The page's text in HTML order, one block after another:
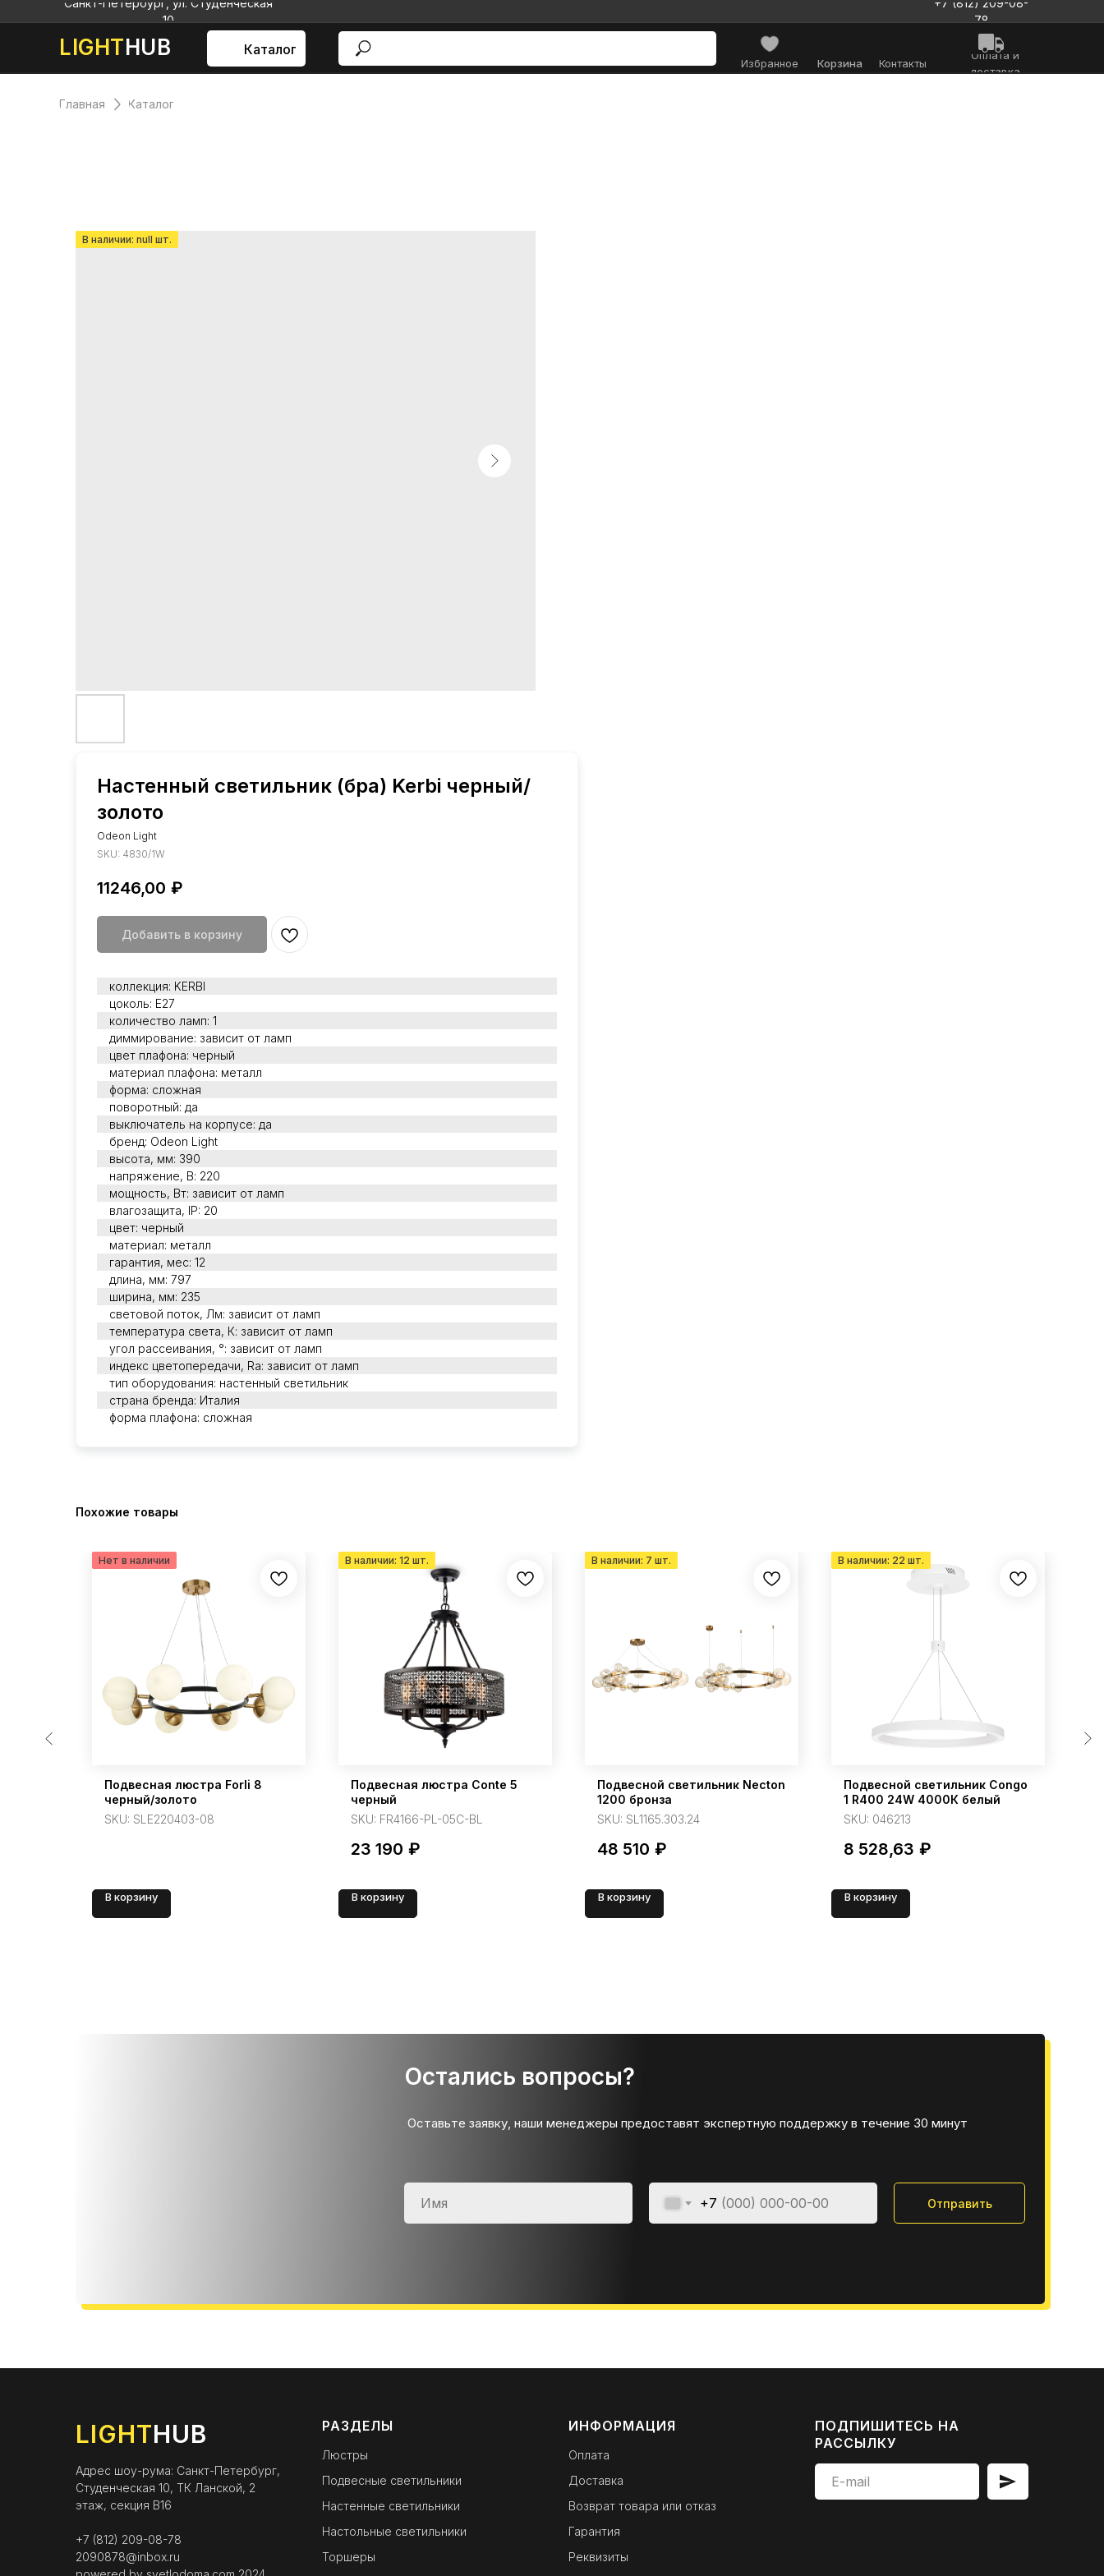
LIGHTHUB
+7 (812) 209-08-
78
Санкт-Петербург, ул. Студенческая
10
Оплата и
доставка
Контакты
Избранное
Каталог
Корзина
Каталог
Главная
Настенный светильник (бра) Kerbi черный/
золото
Odeon Light
SKU: 4830/1W
11246,00 ₽
Добавить в корзину
коллекция: KERBI
цоколь: Е27
количество ламп: 1
диммирование: зависит от ламп
цвет плафона: черный
материал плафона: металл
форма: сложная
поворотный: да
выключатель на корпусе: да
бренд: Odeon Light
высота, мм: 390
напряжение, В: 220
мощность, Вт: зависит от ламп
влагозащита, IP: 20
цвет: черный
материал: металл
гарантия, мес: 12
длина, мм: 797
ширина, мм: 235
световой поток, Лм: зависит от ламп
температура света, К: зависит от ламп
угол рассеивания, °: зависит от ламп
индекс цветопередачи, Ra: зависит от ламп
тип оборудования: настенный светильник
страна бренда: Италия
форма плафона: сложная
Похожие товары
Подвесная люстра Forli 8
черный/золото
SKU: SLE220403-08
В корзину
Подвесная люстра Conte 5
черный
SKU: FR4166-PL-05C-BL
23 190 ₽
В корзину
Подвесной светильник Necton
1200 бронза
SKU: SL1165.303.24
48 510 ₽
В корзину
Подвесной светильник Congo
1 R400 24W 4000К белый
SKU: 046213
8 528,63 ₽
В корзину
Остались вопросы?
+7 Отправить
Оставьте заявку, наши менеджеры предоставят экспертную поддержку в течение 30 минут
LIGHTHUB
Адрес шоу-рума: Санкт-Петербург,
Студенческая 10, ТК Ланской, 2
этаж, секция B16
+7 (812) 209-08-78
2090878@inbox.ru
РАЗДЕЛЫ
Люстры
Подвесные светильники
Настенные светильники
Настольные светильники
Торшеры
ИНФОРМАЦИЯ
Оплата
Доставка
Возврат товара или отказ
Гарантия
Реквизиты
ПОДПИШИТЕСЬ НА
РАССЫЛКУ